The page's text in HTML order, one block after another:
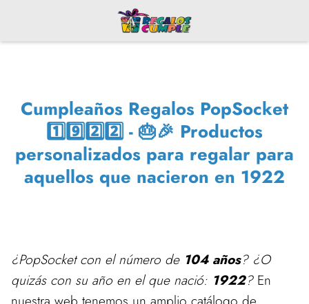
Cumpleaños Regalos PopSocket
1️⃣9️⃣2️⃣2️⃣ - 🎂🎉 Productos
personalizados para regalar para
aquellos que nacieron en 1922
¿PopSocket con el número de 104 años? ¿O
quizás con su año en el que nació: 1922?En